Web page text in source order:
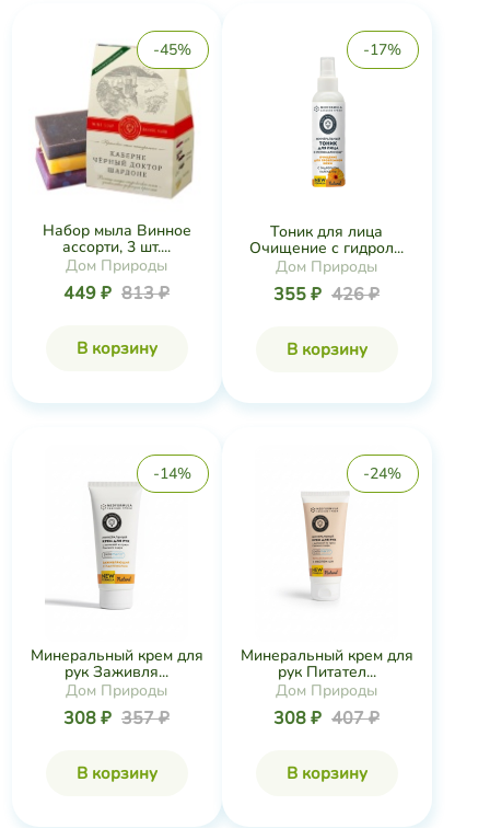
-45%
Набор мыла Винное
ассорти, 3 шт....
Дом Природы
449 ₽ 813 ₽
В корзину
-17%
Тоник для лица
Очищение с гидрол...
Дом Природы
355 ₽ 426 ₽
В корзину
-14%
Минеральный крем для
рук Заживля...
Дом Природы
308 ₽ 357 ₽
В корзину
-24%
Минеральный крем для
рук Питател...
Дом Природы
308 ₽ 407 ₽
В корзину